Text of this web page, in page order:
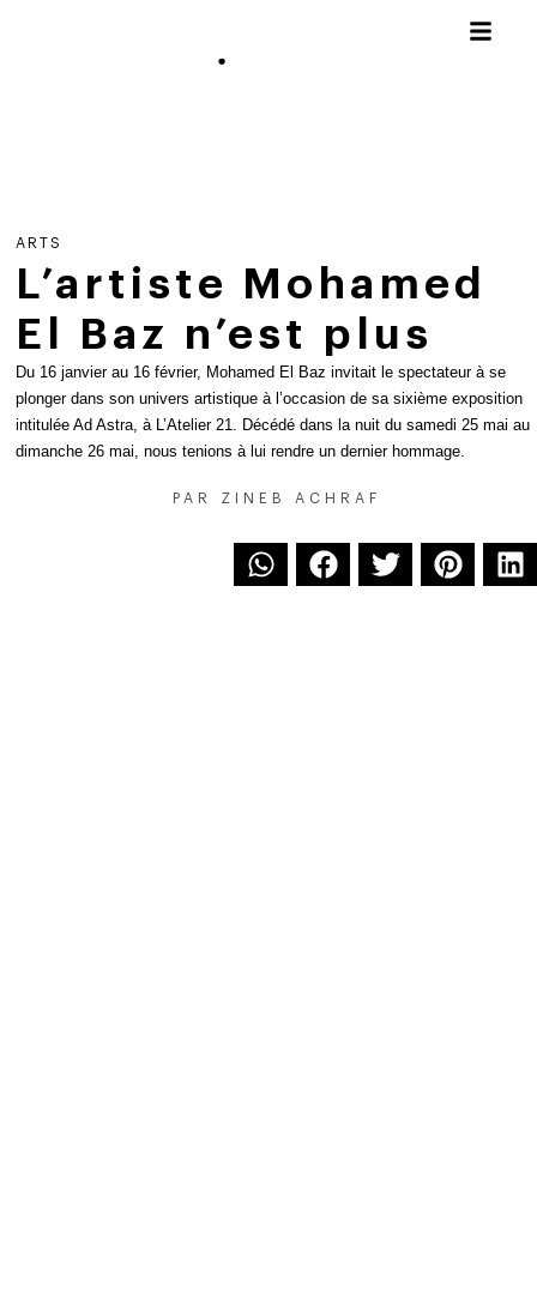
ARTS
L’artiste Mohamed
El Baz n’est plus
Du 16 janvier au 16 février, Mohamed El Baz invitait le spectateur à se
plonger dans son univers artistique à l’occasion de sa sixième exposition
intitulée Ad Astra, à L’Atelier 21. Décédé dans la nuit du samedi 25 mai au
dimanche 26 mai, nous tenions à lui rendre un dernier hommage.
PAR ZINEB ACHRAF